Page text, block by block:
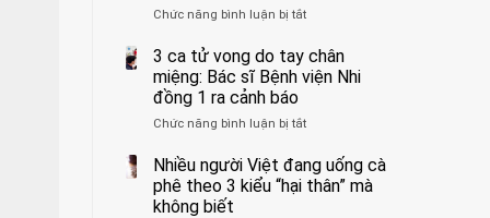
bỏ
hoàn
vì
bỏ
cảm
này
suốt
Chức năng bình luận bị tắtở
đàn
ông
vì…
quá
mạnh
3 ca tử vong do tay chân
miệng: Bác sĩ Bệnh viện Nhi
đồng 1 ra cảnh báo
Chức năng bình luận bị tắtở
ca
tử
Nhiều người Việt đang uống cà
phê theo 3 kiểu “hại thân” mà
không biết